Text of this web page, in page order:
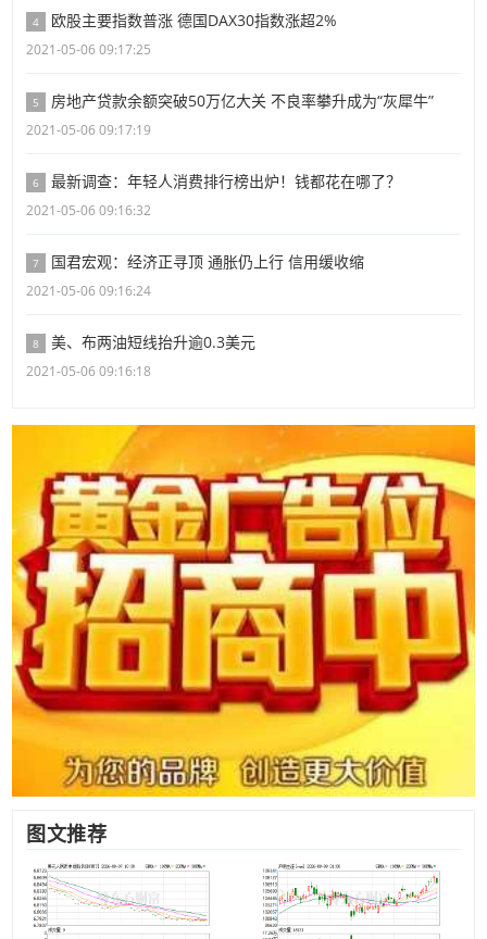
4 欧股主要指数普涨 德国DAX30指数涨超2%
2021-05-06 09:17:25
5 房地产贷款余额突破50万亿大关 不良率攀升成为“灰犀牛”
2021-05-06 09:17:19
6 最新调查：年轻人消费排行榜出炉！钱都花在哪了？
2021-05-06 09:16:32
7 国君宏观：经济正寻顶 通胀仍上行 信用缓收缩
2021-05-06 09:16:24
8 美、布两油短线抬升逾0.3美元
2021-05-06 09:16:18
图文推荐